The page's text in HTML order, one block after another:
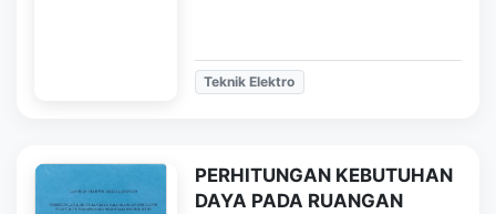
Teknik Elektro
PERHITUNGAN KEBUTUHAN
DAYA PADA RUANGAN